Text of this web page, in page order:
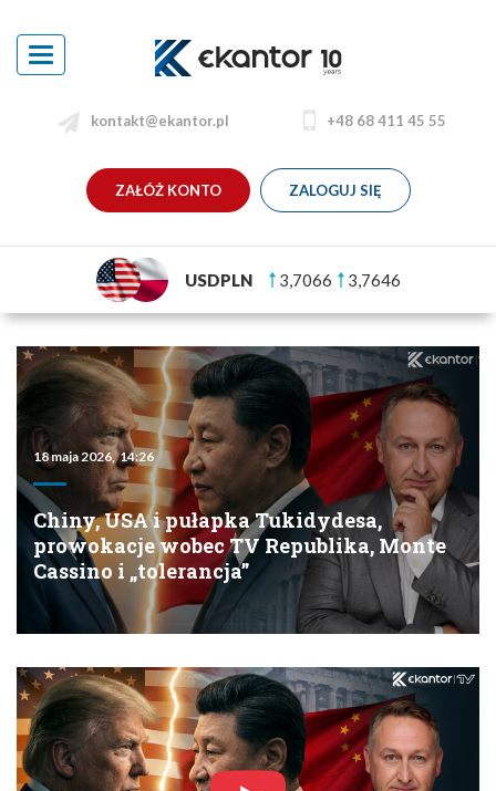
Toggle
navigation
kontakt@ekantor.pl +48 68 411 45 55
ZAŁÓŻ KONTO ZALOGUJ SIĘ
USDPLN 3,7066 3,7646
18 maja 2026, 14:26
Chiny, USA i pułapka Tukidydesa,
prowokacje wobec TV Republika, Monte
Cassino i „tolerancja”